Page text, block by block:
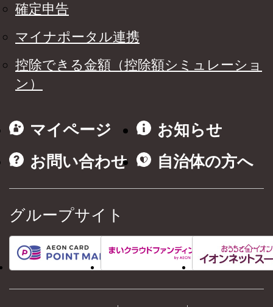
確定申告
マイナポータル連携
控除できる金額（控除額シミュレーショ
ン）
マイページ
お知らせ
お問い合わせ
自治体の方へ
グループサイト